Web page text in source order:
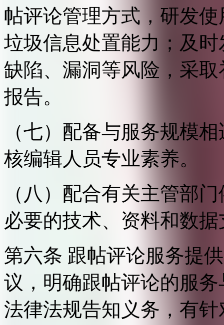
帖评论管理方式，研发
垃圾信息处置能力；及
缺陷、漏洞等风险，采
报告。
（七）配备与服务规模
核编辑人员专业素养。
（八）配合有关主管部
必要的技术、资料和数
第六条 跟帖评论服务提
议，明确跟帖评论的服
法律法规告知义务，有